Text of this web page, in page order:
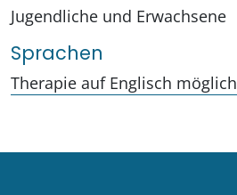
Jugendliche und Erwachsene
Sprachen
Therapie auf Englisch möglich